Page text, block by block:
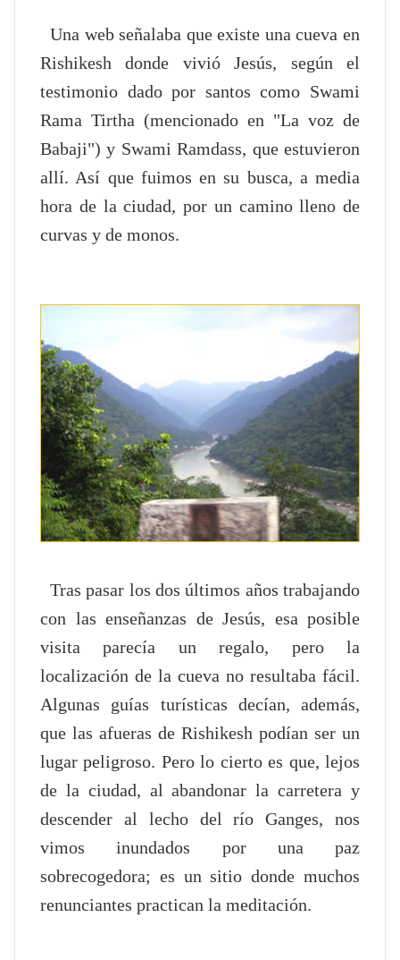
Una web señalaba que existe una cueva en
Rishikesh donde vivió Jesús, según el
testimonio dado por santos como Swami
Rama Tirtha (mencionado en "La voz de
Babaji") y Swami Ramdass, que estuvieron
allí. Así que fuimos en su busca, a media
hora de la ciudad, por un camino lleno de
curvas y de monos.
Tras pasar los dos últimos años trabajando
con las enseñanzas de Jesús, esa posible
visita parecía un regalo, pero la
localización de la cueva no resultaba fácil.
Algunas guías turísticas decían, además,
que las afueras de Rishikesh podían ser un
lugar peligroso. Pero lo cierto es que, lejos
de la ciudad, al abandonar la carretera y
descender al lecho del río Ganges, nos
vimos inundados por una paz
sobrecogedora; es un sitio donde muchos
renunciantes practican la meditación.